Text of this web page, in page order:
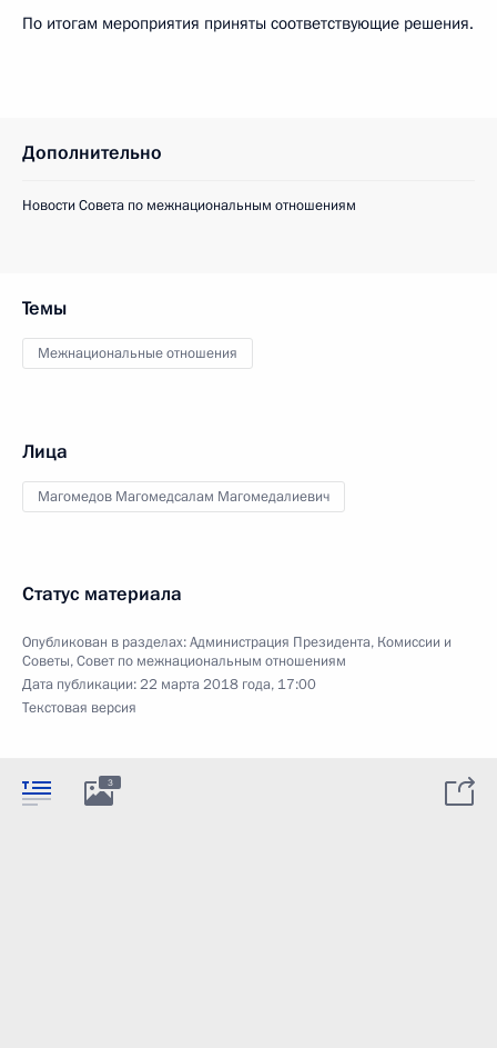
По итогам мероприятия приняты соответствующие решения.
Дополнительно
Новости Совета по межнациональным отношениям
Темы
Межнациональные отношения
Лица
Магомедов Магомедсалам Магомедалиевич
Статус материала
Опубликован в разделах:Администрация Президента, Комиссии и
Советы,Совет по межнациональным отношениям
Дата публикации:22 марта 2018 года, 17:00
Текстовая версия
3